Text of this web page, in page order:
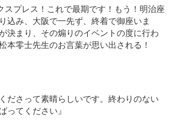
スプレス！これで最期です！もう！明治座
込み、大阪で一先ず、終着で御座いま
決まり、その煽りのイベントの度に行わ
本零士先生のお言葉が思い出される！
ださって素晴らしいです。終わりのない
ってください』